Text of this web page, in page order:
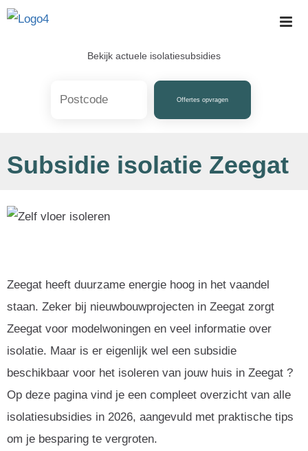
Skip
Bekijk actuele isolatiesubsidies
Offertes opvragen
Subsidie isolatie Zeegat
Zeegat heeft duurzame energie hoog in het vaandel
staan. Zeker bij nieuwbouwprojecten in Zeegat zorgt
Zeegat voor modelwoningen en veel informatie over
isolatie. Maar is er eigenlijk wel een subsidie
beschikbaar voor het isoleren van jouw huis in Zeegat ?
Op deze pagina vind je een compleet overzicht van alle
isolatiesubsidies in 2026, aangevuld met praktische tips
om je besparing te vergroten.